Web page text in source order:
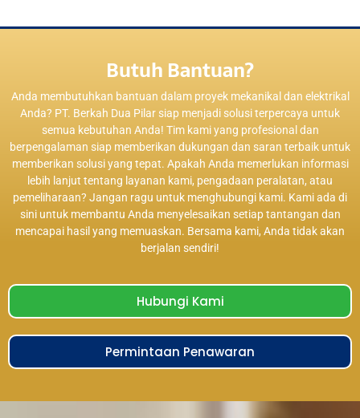
Butuh Bantuan?
Anda membutuhkan bantuan dalam proyek mekanikal dan elektrikal
Anda? PT. Berkah Dua Pilar siap menjadi solusi terpercaya untuk
semua kebutuhan Anda! Tim kami yang profesional dan
berpengalaman siap memberikan dukungan dan saran terbaik untuk
memberikan solusi yang tepat. Apakah Anda memerlukan informasi
lebih lanjut tentang layanan kami, pengadaan peralatan, atau
pemeliharaan? Jangan ragu untuk menghubungi kami. Kami ada di
sini untuk membantu Anda menyelesaikan setiap tantangan dan
mencapai hasil yang memuaskan. Bersama kami, Anda tidak akan
berjalan sendiri!
Hubungi Kami
Permintaan Penawaran